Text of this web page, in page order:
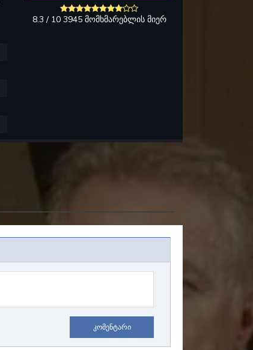
8.3 / 10 3945 მომხმარებლის მიერ
კომენტარი